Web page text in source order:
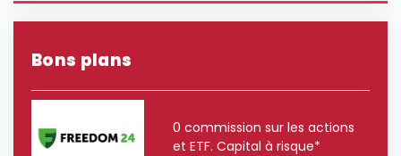
Bons plans
0 commission sur les actions
et ETF. Capital à risque*